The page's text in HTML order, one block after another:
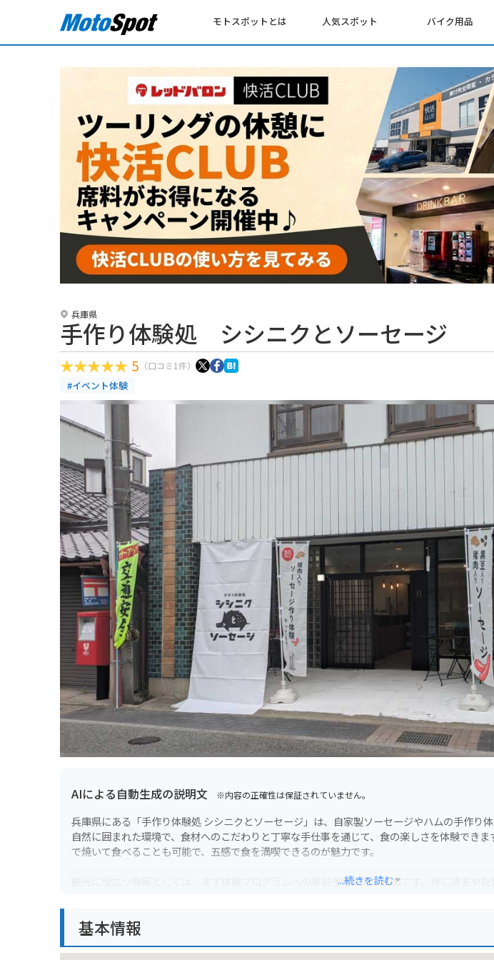
モトスポットとは 人気スポット バイク用品
兵庫県
手作り体験処 シシニクとソーセージ
5 （口コミ1件）
#イベント体験
AIによる自動生成の説明文 ※内容の正確性は保証されていません。
兵庫県にある「手作り体験処 シシニクとソーセージ」は、自家製ソーセージやハムの手作り
自然に囲まれた環境で、食材へのこだわりと丁寧な手仕事を通じて、食の楽しさを体験でき
で焼いて食べることも可能で、五感で食を満喫できるのが魅力です。
観光に役立つ情報としては、まず体験プログラムへの事前予約がおすすめです。特に週末や祝
但馬の小京都と呼ばれる出石の街並みがあり、風情ある景色を堪能できます。また、城崎温泉
...続きを読む
基本情報